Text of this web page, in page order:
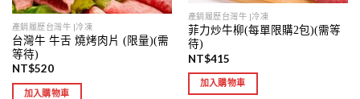
產銷履歷台灣牛 |冷凍
台灣牛 牛舌 燒烤肉片 (限量)(需
等待)
NT$520
加入購物車
產銷履歷台灣牛 |冷凍
菲力炒牛柳(每單限購2包)(需等
待)
NT$415
加入購物車